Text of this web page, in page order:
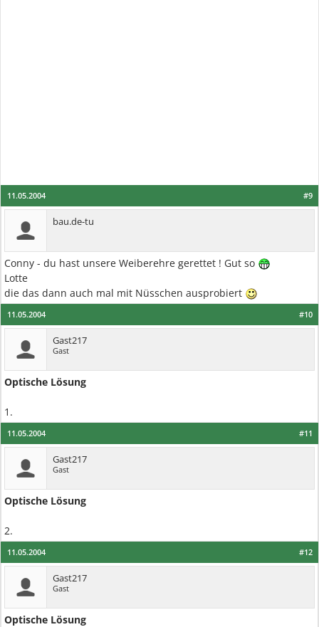
#9
11.05.2004
bau.de-tu
Conny - du hast unsere Weiberehre gerettet ! Gut so
Lotte
die das dann auch mal mit Nüsschen ausprobiert
#10
11.05.2004
Gast217
Gast
Optische Lösung
1.
#11
11.05.2004
Gast217
Gast
Optische Lösung
2.
#12
11.05.2004
Gast217
Gast
Optische Lösung